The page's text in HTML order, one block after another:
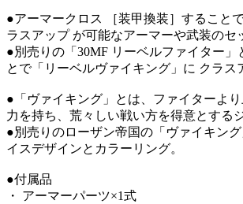
●アーマークロス ［装甲換装］すること
ラスアップ が可能なアーマーや武装のセ
●別売りの「30MF リーベルファイター」
とで「リーベルヴァイキング」に クラス
●「ヴァイキング」とは、ファイターよ
力を持ち、荒々しい戦い方を得意とする
●別売りのローザン帝国の「ヴァイキン
イスデザインとカラーリング。
●付属品
・ アーマーパーツ×1式